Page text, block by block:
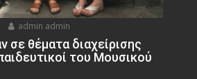
admin admin
σε θέματα διαχείρισης
του Μουσικού